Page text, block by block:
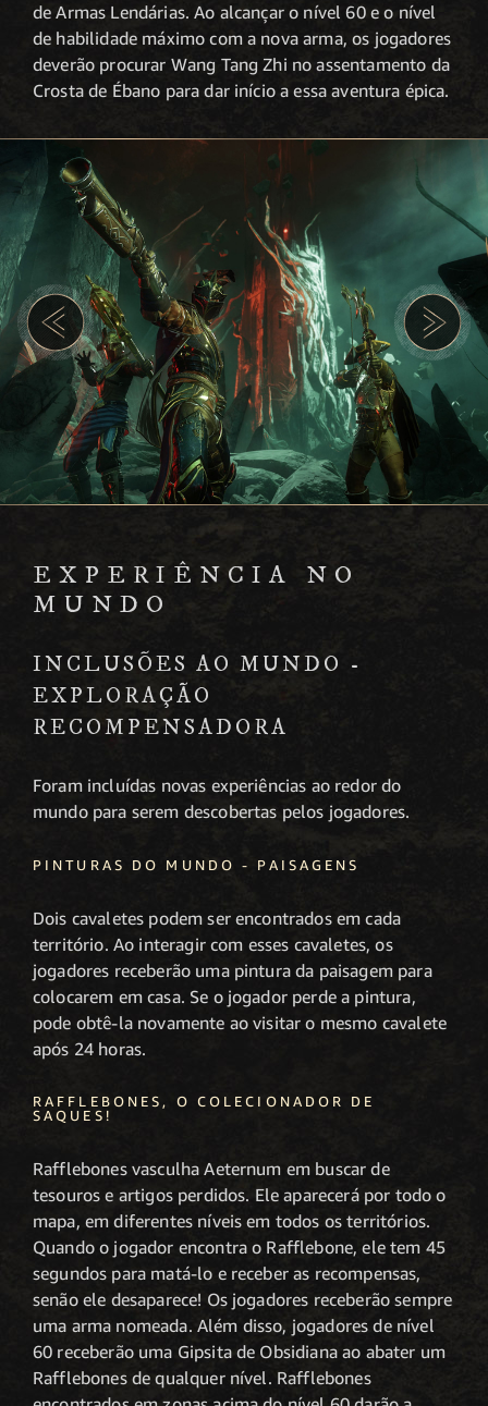
de Armas Lendárias. Ao alcançar o nível 60 e o nível
de habilidade máximo com a nova arma, os jogadores
deverão procurar Wang Tang Zhi no assentamento da
Crosta de Ébano para dar início a essa aventura épica.
EXPERIÊNCIA NO
MUNDO
INCLUSÕES AO MUNDO -
EXPLORAÇÃO
RECOMPENSADORA
Foram incluídas novas experiências ao redor do
mundo para serem descobertas pelos jogadores.
PINTURAS DO MUNDO - PAISAGENS
Dois cavaletes podem ser encontrados em cada
território. Ao interagir com esses cavaletes, os
jogadores receberão uma pintura da paisagem para
colocarem em casa. Se o jogador perde a pintura,
pode obtê-la novamente ao visitar o mesmo cavalete
após 24 horas.
RAFFLEBONES, O COLECIONADOR DE
SAQUES!
Rafflebones vasculha Aeternum em buscar de
tesouros e artigos perdidos. Ele aparecerá por todo o
mapa, em diferentes níveis em todos os territórios.
Quando o jogador encontra o Rafflebone, ele tem 45
segundos para matá-lo e receber as recompensas,
senão ele desaparece! Os jogadores receberão sempre
uma arma nomeada. Além disso, jogadores de nível
60 receberão uma Gipsita de Obsidiana ao abater um
Rafflebones de qualquer nível. Rafflebones